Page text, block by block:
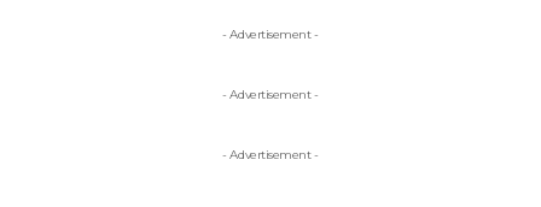
- Advertisement -
- Advertisement -
- Advertisement -